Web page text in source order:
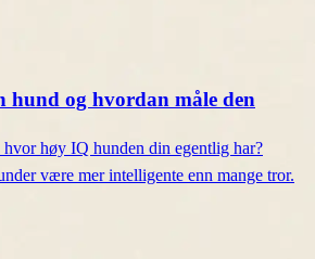
hund og hvordan måle den
høy IQ hunden din egentlig har?
være mer intelligente enn mange tror.